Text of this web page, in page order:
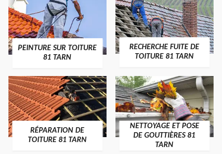
PEINTURE SUR TOITURE
81 TARN
RECHERCHE FUITE DE
TOITURE 81 TARN
RÉPARATION DE
TOITURE 81 TARN
NETTOYAGE ET POSE
DE GOUTTIÈRES 81
TARN